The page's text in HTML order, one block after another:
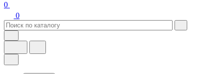
0
0